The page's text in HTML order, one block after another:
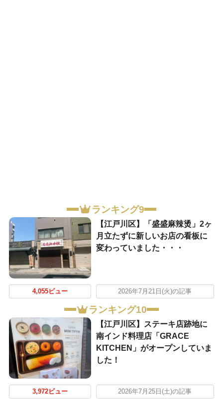
ランキング9
【江戸川区】「盛盛麻辣烫」2ヶ
月立たずに新しいお店の看板に
変わっていました・・・
4,055ビュー 2026年7月21日(火)の記事
ランキング10
【江戸川区】ステーキ店跡地に
南インド料理店「GRACE
KITCHEN」がオープンしていま
した！
3,972ビュー 2026年7月25日(土)の記事